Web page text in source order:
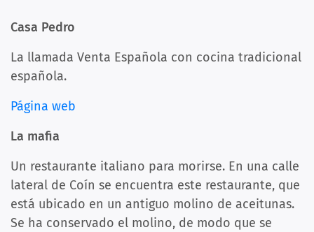
Casa Pedro
La llamada Venta Española con cocina tradicional
española.
Página web
La mafia
Un restaurante italiano para morirse. En una calle
lateral de Coín se encuentra este restaurante, que
está ubicado en un antiguo molino de aceitunas.
Se ha conservado el molino, de modo que se